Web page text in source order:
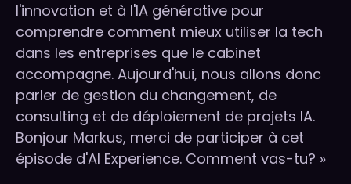
l'innovation et à l'IA générative pour
comprendre comment mieux utiliser la tech
dans les entreprises que le cabinet
accompagne. Aujourd'hui, nous allons donc
parler de gestion du changement, de
consulting et de déploiement de projets IA.
Bonjour Markus, merci de participer à cet
épisode d'AI Experience. Comment vas-tu? »